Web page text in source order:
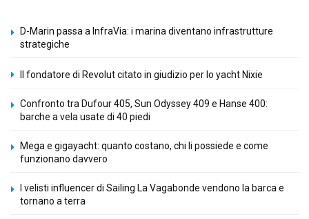
D-Marin passa a InfraVia: i marina diventano infrastrutture
strategiche
Il fondatore di Revolut citato in giudizio per lo yacht Nixie
Confronto tra Dufour 405, Sun Odyssey 409 e Hanse 400:
barche a vela usate di 40 piedi
Mega e gigayacht: quanto costano, chi li possiede e come
funzionano davvero
I velisti influencer di Sailing La Vagabonde vendono la barca e
tornano a terra